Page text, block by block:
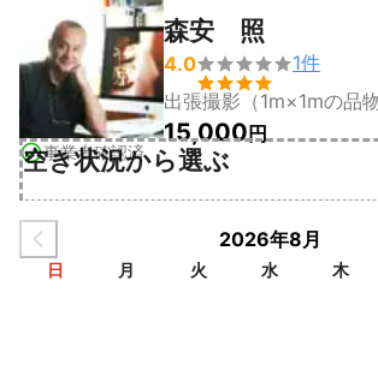
事業者確認済
森安 照
4.0

1件
出張撮影（1m×1mの品
15,000円
空き状況から選ぶ
2026年8月
日 月 火 水 木